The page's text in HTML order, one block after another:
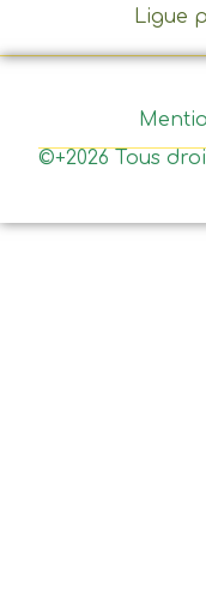
Ligue
©+2026 Tous